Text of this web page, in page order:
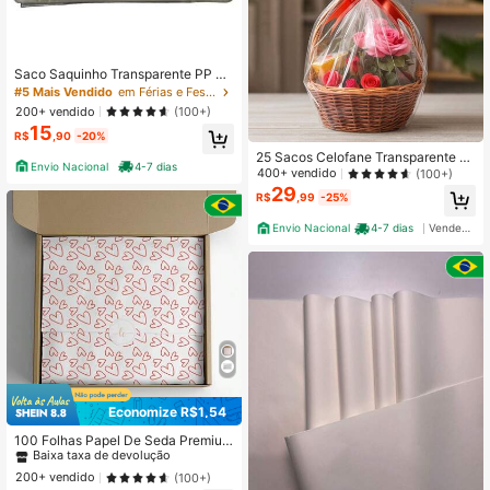
Saco Saquinho Transparente PP Ce
lofane 25x35 50 unidades
#5 Mais Vendido
em Férias e Festas Papel de embrulho
200+ vendido
(100+)
R$15 ,90 -20%
Envio Nacional 4-7 dias
Economize R$1,54
100 Folhas Papel De Seda Premium
30x70cm Estampa Coração
#1 Mais Vendido
em Vermelho Papel de embrulho
Baixa taxa de devolução
#1 Mais Vendido
Baixa taxa de devolução
#1 Mais Vendido
Baixa taxa de devolução
200+ vendido (100+)
25 Sacos Celofane Transparente D
e Presente Embalagem Para Festa
45x60 Para Cestas
400+ vendido (100+)
R$29 ,99 -25%
Envio Nacional 4-7 dias